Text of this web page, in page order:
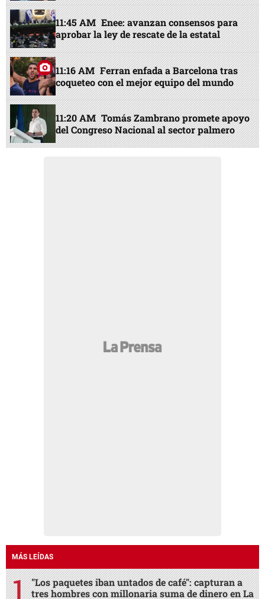
11:45 AM Enee: avanzan consensos para
aprobar la ley de rescate de la estatal
11:16 AM Ferran enfada a Barcelona tras
coqueteo con el mejor equipo del mundo
11:20 AM Tomás Zambrano promete apoyo
del Congreso Nacional al sector palmero
MÁS LEÍDAS
"Los paquetes iban untados de café": capturan a
tres hombres con millonaria suma de dinero en La